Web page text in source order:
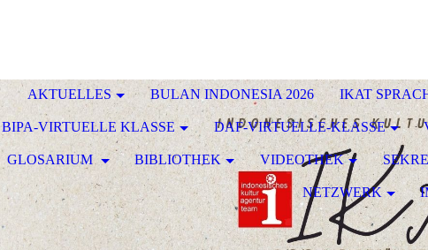
AKTUELLES BULAN INDONESIA 2026 IKAT
BIPA-VIRTUELLE KLASSE DAF-VIRTUELLE-KLASSE
GLOSARIUM BIBLIOTHEK VIDEOTHEK
NETZWERK